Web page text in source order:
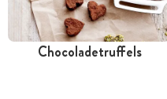
Chocoladetruffels